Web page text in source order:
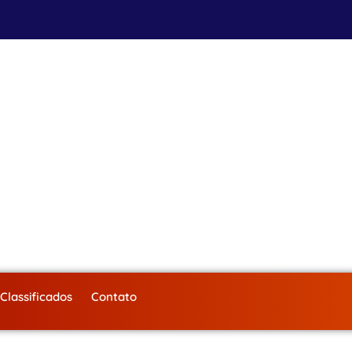
Classificados Contato